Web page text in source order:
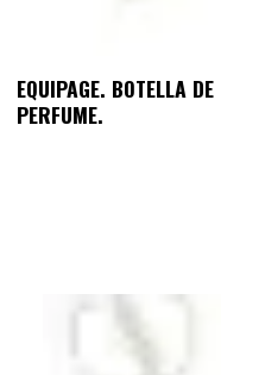
EQUIPAGE. BOTELLA DE
PERFUME.